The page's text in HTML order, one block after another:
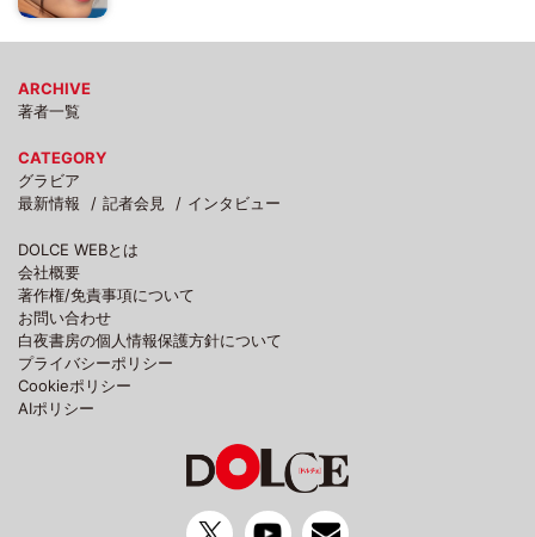
ARCHIVE
著者一覧
CATEGORY
グラビア
最新情報
記者会見 インタビュー
DOLCE WEBとは
会社概要
著作権/免責事項について
お問い合わせ
白夜書房の個人情報保護方針について
プライバシーポリシー
Cookieポリシー
AIポリシー